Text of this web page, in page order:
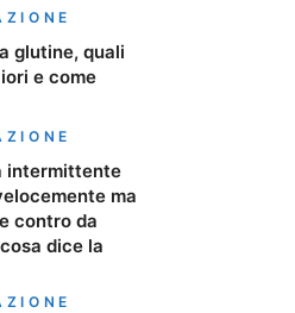
glutine, quali
e come
intermittente
ma
contro da
dice la